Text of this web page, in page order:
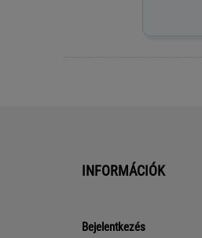
INFORMÁCIÓK
Bejelentkezés